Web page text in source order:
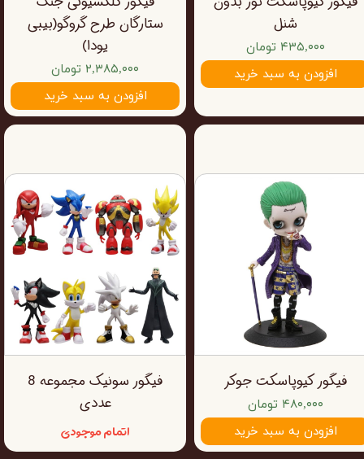
شنل
۴۳۵,۰۰۰ تومان
افزودن به سبد خرید
ستارگان طرح گروگو(بیبی
یودا)
۲,۳۸۵,۰۰۰ تومان
افزودن به سبد خرید
فیگور کیوپاسکت جوکر
۴۸۰,۰۰۰ تومان
افزودن به سبد خرید
فیگور سونیک مجموعه 8
عددی
اتمام موجودی